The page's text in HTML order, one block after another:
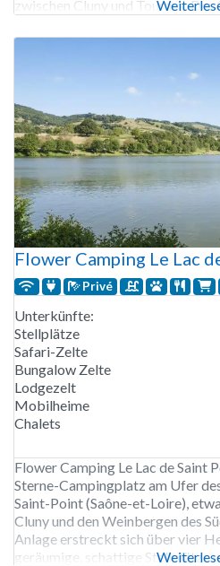
zwischen Cluny und Tournus.
familiäre Atmosphäre
Flower Camping Le Lac
Privé
Unterkünfte:
Stellplätze
Safari-Zelte
Bungalow Zelte
Lodgezelt
Mobilheime
Chalets
Flower Camping Le Lac de Saint
Sterne-Campingplatz am Ufer
Saint-Point (Saône-et-Loire),
Cluny und den Weinbergen des
Anlage erstreckt sich über vier
geräumige, schattige Stellplätze